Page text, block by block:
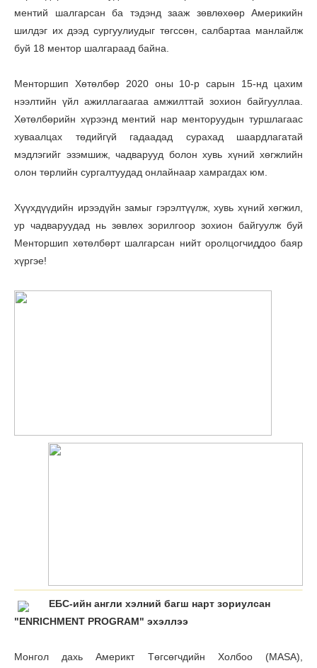
ментий шалгарсан ба тэдэнд зааж зөвлөхөөр Америкийн
шилдэг их дээд сургуулиудыг төгссөн, салбартаа манлайлж
буй 18 ментор шалгараад байна.
Менторшип Хөтөлбөр 2020 оны 10-р сарын 15-нд цахим
нээлтийн үйл ажиллагаагаа амжилттай зохион байгууллаа.
Хөтөлбөрийн хүрээнд ментий нар менторуудын туршлагаас
хуваалцах төдийгүй гадаадад сурахад шаардлагатай
мэдлэгийг эзэмшиж, чадварууд болон хувь хүний хөгжлийн
олон төрлийн сургалтуудад онлайнаар хамрагдах юм.
Хүүхдүүдийн ирээдүйн замыг гэрэлтүүлж, хувь хүний хөгжил,
ур чадваруудад нь зөвлөх зорилгоор зохион байгуулж буй
Менторшип хөтөлбөрт шалгарсан нийт оролцогчиддоо баяр
хүргэе!
EБС-ийн англи хэлний багш нарт зориулсан
"ENRICHMENT PROGRAM" эхэллээ
Монгол дахь Америкт Төгсөгчдийн Холбоо (MASA),